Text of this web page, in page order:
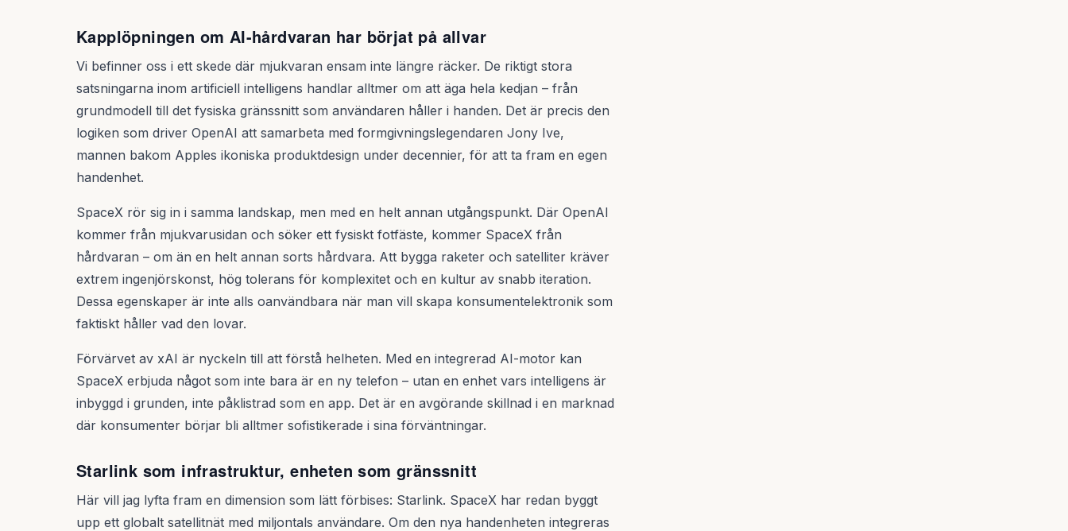
Kapplöpningen om AI-hårdvaran har börjat på allvar
Vi befinner oss i ett skede där mjukvaran ensam inte längre räcker. De riktigt stora
satsningarna inom artificiell intelligens handlar alltmer om att äga hela kedjan – från
grundmodell till det fysiska gränssnitt som användaren håller i handen. Det är precis den
logiken som driver OpenAI att samarbeta med formgivningslegendaren Jony Ive,
mannen bakom Apples ikoniska produktdesign under decennier, för att ta fram en egen
handenhet.
SpaceX rör sig in i samma landskap, men med en helt annan utgångspunkt. Där OpenAI
kommer från mjukvarusidan och söker ett fysiskt fotfäste, kommer SpaceX från
hårdvaran – om än en helt annan sorts hårdvara. Att bygga raketer och satelliter kräver
extrem ingenjörskonst, hög tolerans för komplexitet och en kultur av snabb iteration.
Dessa egenskaper är inte alls oanvändbara när man vill skapa konsumentelektronik som
faktiskt håller vad den lovar.
Förvärvet av xAI är nyckeln till att förstå helheten. Med en integrerad AI-motor kan
SpaceX erbjuda något som inte bara är en ny telefon – utan en enhet vars intelligens är
inbyggd i grunden, inte påklistrad som en app. Det är en avgörande skillnad i en marknad
där konsumenter börjar bli alltmer sofistikerade i sina förväntningar.
Starlink som infrastruktur, enheten som gränssnitt
Här vill jag lyfta fram en dimension som lätt förbises: Starlink. SpaceX har redan byggt
upp ett globalt satellitnät med miljontals användare. Om den nya handenheten integreras